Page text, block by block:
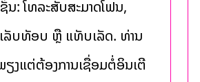
ນ: ໂທລະສັບສະມາດໂຟນ,
ບທັອບ ຫຼື ແທັບເລັດ. ທ່ານ
ງແຕ່ຕ້ອງການເຊື່ອມຕໍ່ອິນເຕີ